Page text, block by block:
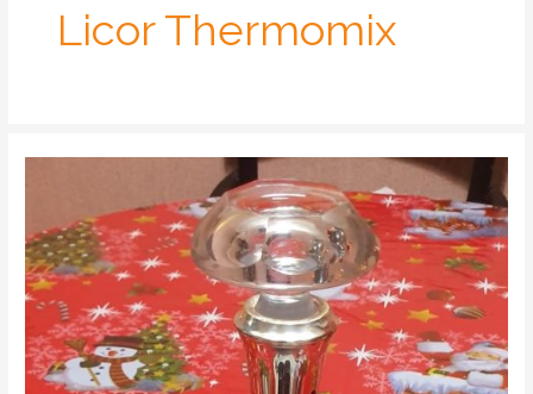
Licor Thermomix